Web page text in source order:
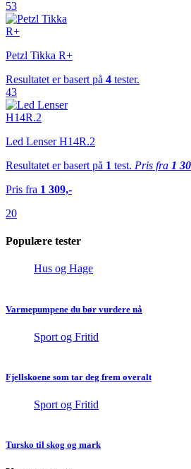
53
Petzl Tikka R+
Resultatet er basert på 4 tester.
43
Led Lenser H14R.2
Resultatet er basert på 1 test. Pris fra 1
Pris fra 1 309,-
20
Populære tester
Hus og Hage
Varmepumpene du bør vurdere nå
Sport og Fritid
Fjellskoene som tar deg frem overalt
Sport og Fritid
Tursko til skog og mark